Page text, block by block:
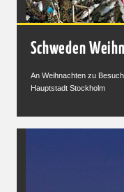
Schweden
An Weihnachten zu
Hauptstadt Stockholm